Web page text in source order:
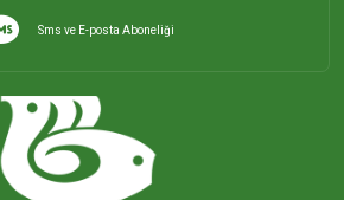
Sms ve E-posta Aboneliği